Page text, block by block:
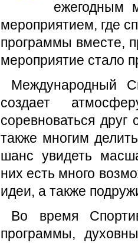
ежегодным
мероприятием, где
программы вместе,
мероприятие стало
Международный
создает
соревноваться
также многим
шанс увидеть
них есть много
идеи, а также
Во время
программы,